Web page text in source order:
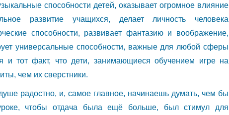
способности детей, оказывает огромное влияние
развитие учащихся, делает личность человека
способности, развивает фантазию и воображение,
универсальные способности, важные для любой сферы
и тот факт, что дети, занимающиеся обучением игре на
чем их сверстники.
радостно, и, самое главное, начинаешь думать, чем бы
чтобы отдача была ещё больше, был стимул для